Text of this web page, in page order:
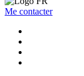
Me contacter